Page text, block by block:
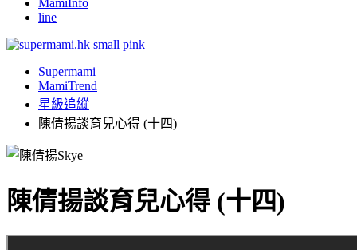
MamiInfo
line
Supermami
MamiTrend
星級追縱
陳倩揚談育兒心得 (十四)
陳倩揚談育兒心得 (十四)